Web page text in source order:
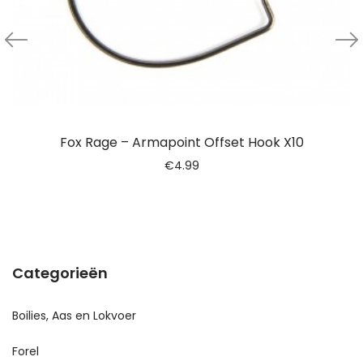
Fox Rage – Armapoint Offset Hook X10
€4.99
Categorieën
Boilies, Aas en Lokvoer
Forel